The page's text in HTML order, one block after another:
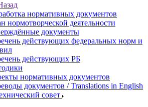
нормативных документов
нормотворческой деятельности
документы
действующих федеральных норм и
действующих РБ
нормативных документов
документов / Translations in English
совет